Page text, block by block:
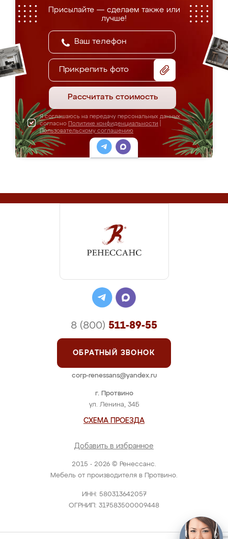
Присылайте — сделаем также или
лучше!
Прикрепить фото
Рассчитать стоимость
Я соглашаюсь на передачу персональных данных
согласно Политике конфиденциальности
Пользовательскому соглашению
2015 - 2026 © Ренессанс.
Мебель от производителя в Протвино.
ИНН: 580313642057
ОГРНИП: 317583500009448
г. Протвино
ул. Ленина, 34Б
СХЕМА ПРОЕЗДА
Добавить в избранное
8 (800) 511-89-55
ОБРАТНЫЙ ЗВОНОК
corp-renessans@yandex.ru